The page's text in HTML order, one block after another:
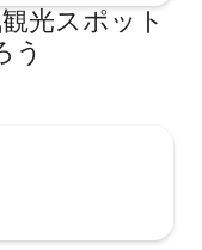
光スポット
う